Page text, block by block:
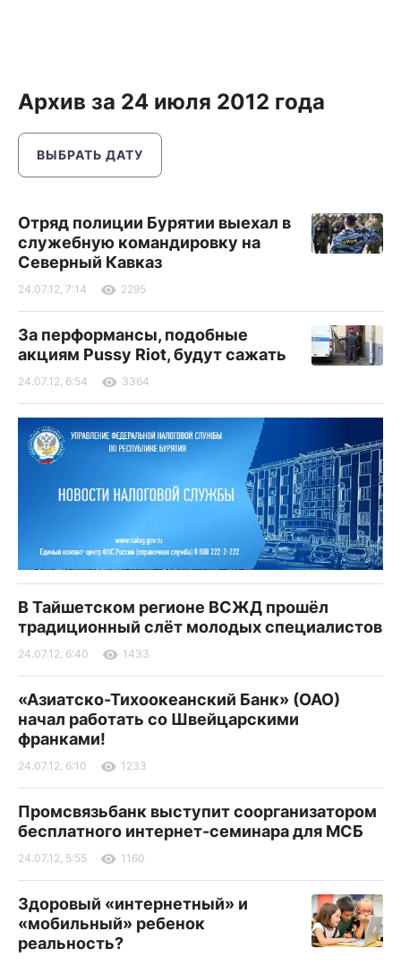
Архив за 24 июля 2012 года
ВЫБРАТЬ ДАТУ
Отряд полиции Бурятии выехал в
служебную командировку на
Северный Кавказ
24.07.12, 7:14 2295
За перформансы, подобные
акциям Pussy Riot, будут сажать
24.07.12, 6:54 3364
В Тайшетском регионе ВСЖД прошёл
традиционный слёт молодых специалистов
24.07.12, 6:40 1433
«Азиатско-Тихоокеанский Банк» (ОАО)
начал работать со Швейцарскими
франками!
24.07.12, 6:10 1233
Промсвязьбанк выступит соорганизатором
бесплатного интернет-семинара для МСБ
24.07.12, 5:55 1160
Здоровый «интернетный» и
«мобильный» ребенок
реальность?